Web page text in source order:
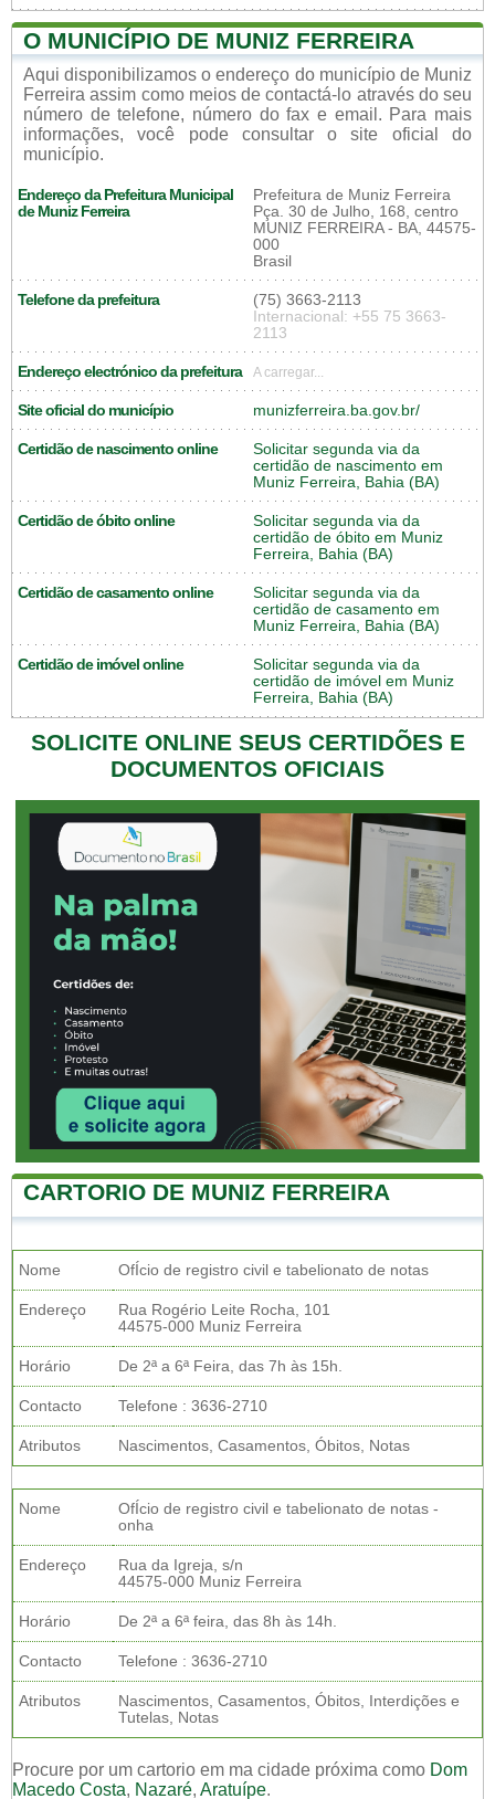
O MUNICÍPIO DE MUNIZ FERREIRA
Aqui disponibilizamos o endereço do município de Muniz
Ferreira assim como meios de contactá-lo através do seu
número de telefone, número do fax e email. Para mais
informações, você pode consultar o site oficial do
município.
Endereço da Prefeitura Municipal
de Muniz Ferreira
Prefeitura de Muniz Ferreira
Pça. 30 de Julho, 168, centro
MUNIZ FERREIRA - BA, 44575-
000
Brasil
Telefone da prefeitura
(75) 3663-2113
Internacional: +55 75 3663-
2113
Endereço electrónico da prefeitura A carregar...
Site oficial do município munizferreira.ba.gov.br/
Certidão de nascimento online
Solicitar segunda via da
certidão de nascimento em
Muniz Ferreira, Bahia (BA)
Certidão de óbito online
Solicitar segunda via da
certidão de óbito em Muniz
Ferreira, Bahia (BA)
Certidão de casamento online
Solicitar segunda via da
certidão de casamento em
Muniz Ferreira, Bahia (BA)
Certidão de imóvel online
Solicitar segunda via da
certidão de imóvel em Muniz
Ferreira, Bahia (BA)
SOLICITE ONLINE SEUS CERTIDÕES E
DOCUMENTOS OFICIAIS
CARTORIO DE MUNIZ FERREIRA
Nome OfÍcio de registro civil e tabelionato de notas
Endereço
Rua Rogério Leite Rocha, 101
44575-000 Muniz Ferreira
Horário De 2ª a 6ª Feira, das 7h às 15h.
Contacto Telefone : 3636-2710
Atributos Nascimentos, Casamentos, Óbitos, Notas
Nome
OfÍcio de registro civil e tabelionato de notas -
onha
Endereço
Rua da Igreja, s/n
44575-000 Muniz Ferreira
Horário De 2ª a 6ª feira, das 8h às 14h.
Contacto Telefone : 3636-2710
Atributos
Nascimentos, Casamentos, Óbitos, Interdições e
Tutelas, Notas
Procure por um cartorio em ma cidade próxima como Dom
Macedo Costa, Nazaré, Aratuípe.